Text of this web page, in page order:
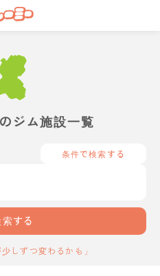
ジム施設一覧
条件で検索する
する
しずつ変わるかも」